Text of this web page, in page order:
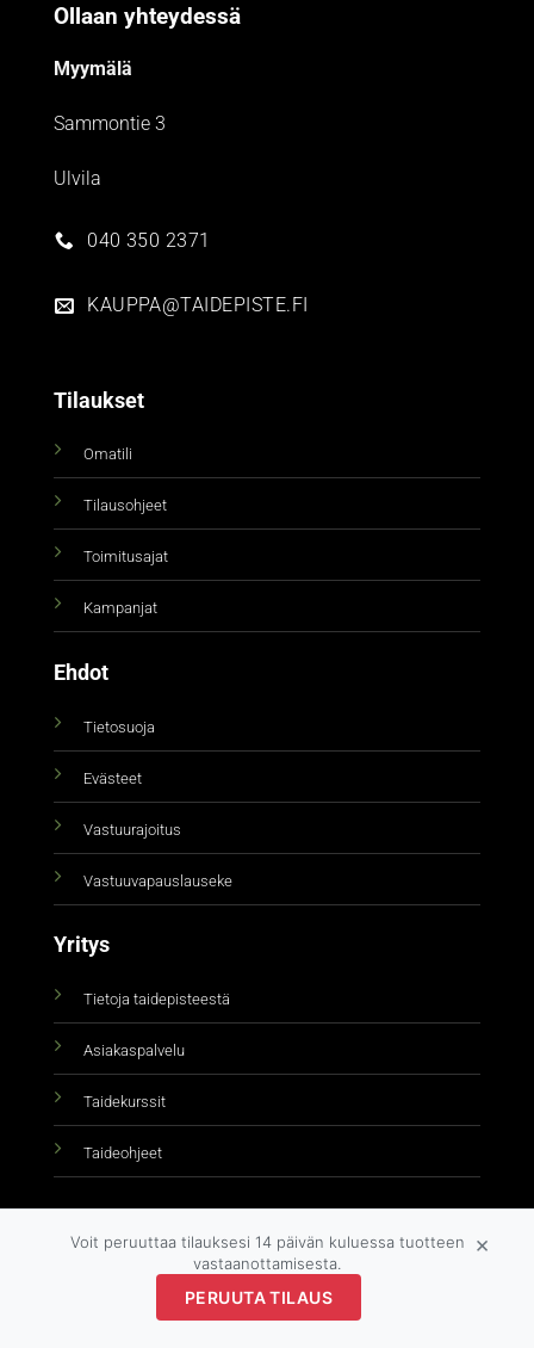
Ollaan yhteydessä
Myymälä
Sammontie 3
Ulvila
040 350 2371
KAUPPA@TAIDEPISTE.FI
Tilaukset
Omatili
Tilausohjeet
Toimitusajat
Kampanjat
Ehdot
Tietosuoja
Evästeet
Vastuurajoitus
Vastuuvapauslauseke
Yritys
Tietoja taidepisteestä
Asiakaspalvelu
Taidekurssit
Taideohjeet
Copyright 2026 ©taidepiste.fi
Voit peruuttaa tilauksesi 14 päivän kuluessa tuotteen
vastaanottamisesta.
PERUUTA TILAUS
×